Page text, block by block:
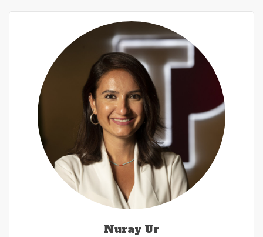
Nuray Ur